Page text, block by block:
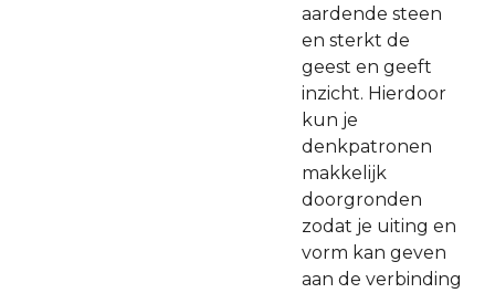
aardende steen
en sterkt de
geest en geeft
inzicht. Hierdoor
kun je
denkpatronen
makkelijk
doorgronden
zodat je uiting en
vorm kan geven
aan de verbinding